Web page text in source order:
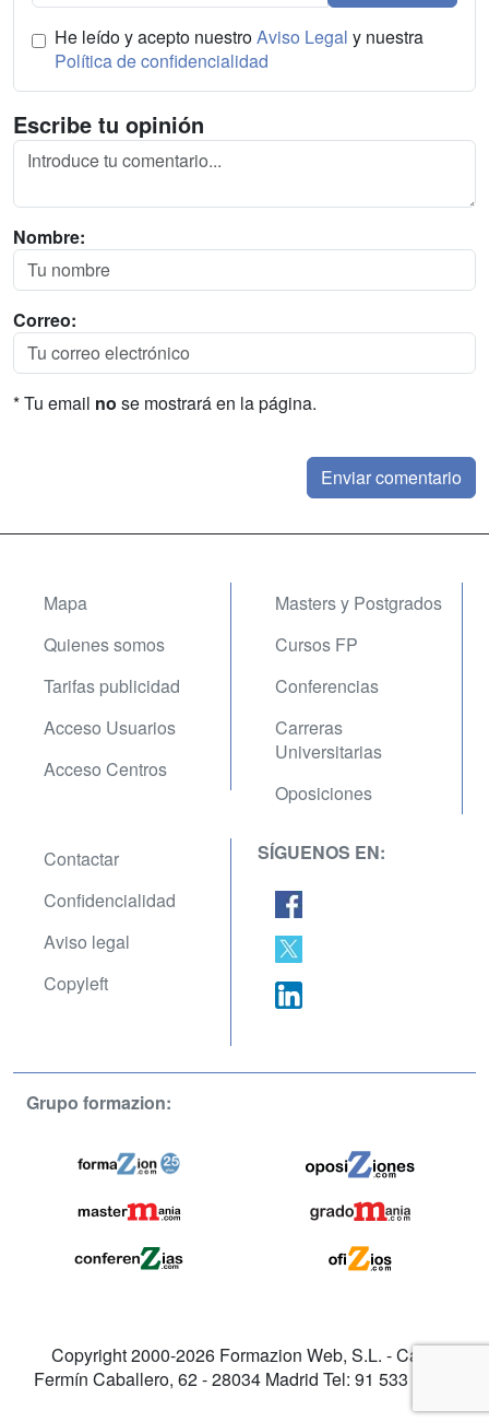
He leído y acepto nuestroAviso Legal y nuestra
Política de confidencialidad
Escribe tu opinión
Nombre:
Correo:
* Tu email no se mostrará en la página.
Mapa
Quienes somos
Tarifas publicidad
Acceso Usuarios
Acceso Centros
Masters y Postgrados
Cursos FP
Conferencias
Carreras
Universitarias
Oposiciones
Contactar
Confidencialidad
Aviso legal
Copyleft
SÍGUENOS EN:
Grupo formazion:
Copyright 2000-2026 Formazion Web, S.L. - Calle
Fermín Caballero, 62 - 28034 Madrid Tel: 91 533 70 78